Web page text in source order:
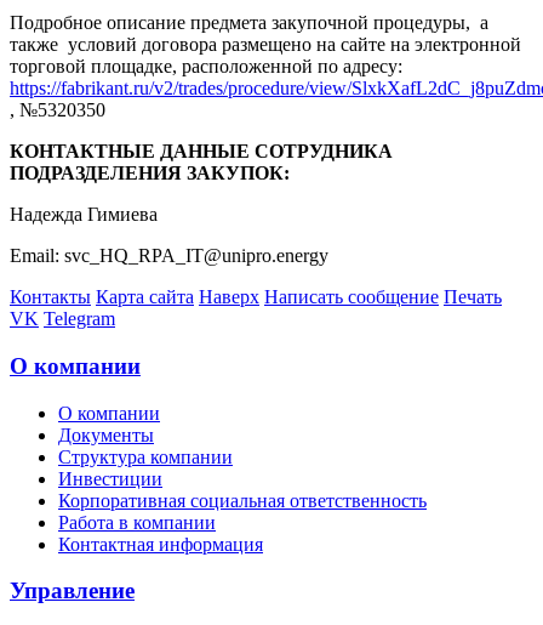
Подробное описание предмета закупочной процедуры, а
также условий договора размещено на сайте на электронной
торговой площадке, расположенной по адресу:
https://fabrikant.ru/v2/trades/procedure/view/
, №5320350
КОНТАКТНЫЕ ДАННЫЕ СОТРУДНИКА
ПОДРАЗДЕЛЕНИЯ ЗАКУПОК:
Надежда Гимиева
Email: svc_HQ_RPA_IT@unipro.energy
Контакты Карта сайта Наверх Написать сообщение Печать
VK Telegram
О компании
О компании
Документы
Структура компании
Инвестиции
Корпоративная социальная ответственность
Работа в компании
Контактная информация
Управление